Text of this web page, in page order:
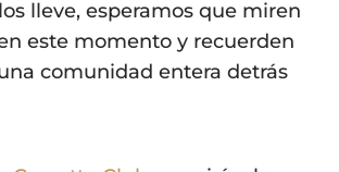
lleve, esperamos que miren
este momento y recuerden
comunidad entera detrás